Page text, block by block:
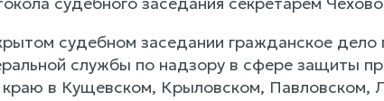
судебном заседании гражданское дело
службы по надзору в сфере защиты
в Кущевском, Крыловском, Павловском,